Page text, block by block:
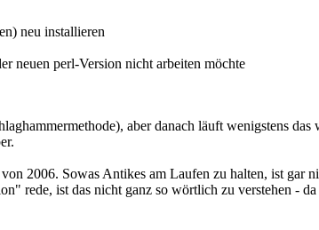
neu installieren
neuen perl-Version nicht arbeiten möchte
aber danach läuft wenigstens das
2006. Sowas Antikes am Laufen zu halten, ist gar
rede, ist das nicht ganz so wörtlich zu verstehen -